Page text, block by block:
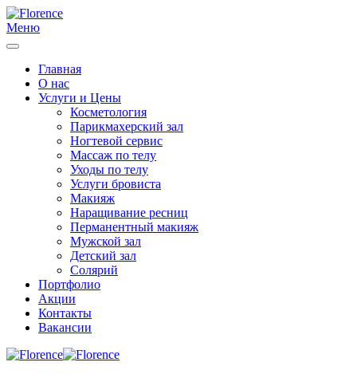
Меню
Главная
О нас
Услуги и Цены
Косметология
Парикмахерский зал
Ногтевой сервис
Массаж по телу
Уходы по телу
Услуги бровиста
Макияж
Наращивание ресниц
Перманентный макияж
Мужской зал
Детский зал
Солярий
Портфолио
Акции
Контакты
Вакансии